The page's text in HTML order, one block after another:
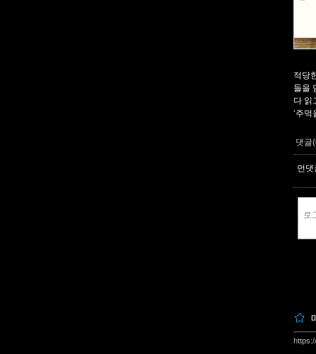
적당
들을
다 읽
‘주
댓글(
먼